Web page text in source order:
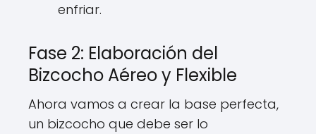
enfriar.
Fase 2: Elaboración del
Bizcocho Aéreo y Flexible
Ahora vamos a crear la base perfecta,
un bizcocho que debe ser lo